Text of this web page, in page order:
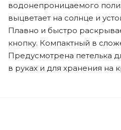
водонепроницаемого
выцветает на солнце и
Плавно и быстро
кнопку. Компактный в
Предусмотрена петелька
в руках и для хранения на